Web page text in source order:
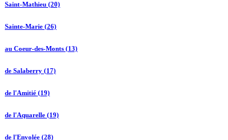
Saint-Mathieu (20)
Sainte-Marie (26)
au Coeur-des-Monts (13)
de Salaberry (17)
de l'Amitié (19)
de l'Aquarelle (19)
de l'Envolée (28)